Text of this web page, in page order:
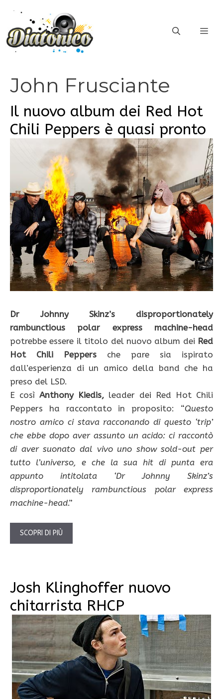
contenuto
John Frusciante
Il nuovo album dei Red Hot
Chili Peppers è quasi pronto
Dr Johnny Skinz’s disproportionately
rambunctious polar express machine-head
potrebbe essere il titolo del nuovo album dei Red
Hot Chili Peppers che pare sia ispirato
dall’esperienza di un amico della band che ha
preso del LSD.
E così Anthony Kiedis, leader dei Red Hot Chili
Peppers ha raccontato in proposito: “Questo
nostro amico ci stava racconando di questo ‘trip’
che ebbe dopo aver assunto un acido: ci raccontò
di aver suonato dal vivo uno show sold-out per
tutto l’universo, e che la sua hit di punta era
appunto intitolata ‘Dr Johnny Skinz’s
disproportionately rambunctious polar express
machine-head.”
SCOPRI DI PIÙ
Josh Klinghoffer nuovo
chitarrista RHCP